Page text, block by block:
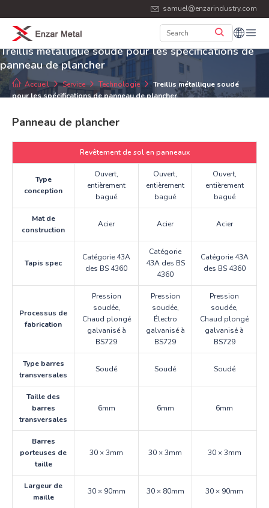
samuel@enzarindustry.com
Treillis métallique soudé pour les spécifications de
panneau de plancher
Accueil Service Technologie
Treillis métallique soudé
pour les spécifications de panneau de plancher
Panneau de plancher
Revêtement de sol en panneaux
Type
conception
Ouvert,
entièrement
bagué
Ouvert,
entièrement
bagué
Ouvert,
entièrement
bagué
Mat de
construction
Acier Acier Acier
Tapis spec
Catégorie 43A
des BS 4360
Catégorie
43A des BS
4360
Catégorie 43A
des BS 4360
Processus de
fabrication
Pression
soudée,
Chaud plongé
galvanisé à
BS729
Pression
soudée,
Électro
galvanisé à
BS729
Pression
soudée,
Chaud plongé
galvanisé à
BS729
Type barres
transversales
Soudé Soudé Soudé
Taille des
barres
transversales
6mm 6mm 6mm
Barres
porteuses de
taille
30 × 3mm 30 × 3mm 30 × 3mm
Largeur de
maille
30 × 90mm 30 × 80mm 30 × 90mm